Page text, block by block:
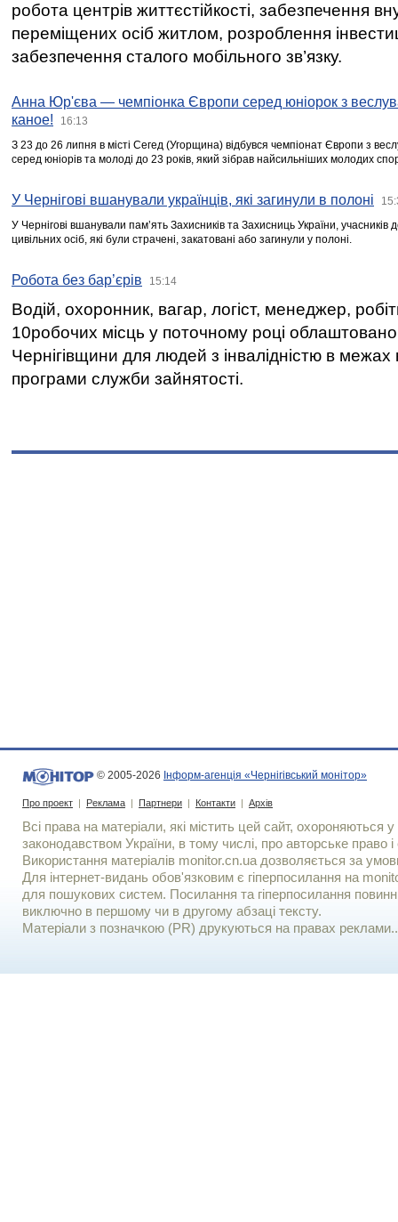
робота центрів життєстійкості, забезпечення
переміщених осіб житлом, розроблення
забезпечення сталого мобільного зв’язку.
Анна Юр'єва — чемпіонка Європи серед юніорок з
каное!
16:13
З 23 до 26 липня в місті Сегед (Угорщина) відбувся чемпіонат Європи з
серед юніорів та молоді до 23 років, який зібрав найсильніших молодих
У Чернігові вшанували українців, які загинули в полоні
У Чернігові вшанували пам’ять Захисників та Захисниць України,
цивільних осіб, які були страчені, закатовані або загинули у полоні.
Робота без бар’єрів 15:14
Водій, охоронник, вагар, логіст, менеджер,
10робочих місць у поточному році
Чернігівщини для людей з інвалідністю в межах
програми служби зайнятості.
© 2005-2026 Інформ-агенція «Чернігівський монітор»
Про проект | Реклама | Партнери | Контакти | Архів
Всі права на матеріали, які містить цей сайт, охороняються у
законодавством України, в тому числі, про авторське право і
Використання матерiалiв monitor.cn.ua дозволяється за
Для iнтернет-видань обов'язковим є гiперпосилання на
для пошукових систем. Посилання та гіперпосилання
виключно в першому чи в другому абзаці тексту.
Матеріали з позначкою (PR) друкуються на правах реклами..